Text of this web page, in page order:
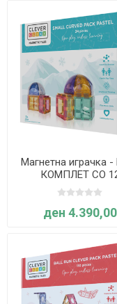
Магнетна играчка
КОМПЛЕТ СО
ЗАОБЛЕНИ
ТРИАГОЛНИЦИ -
елементи -
ден 4.390,00